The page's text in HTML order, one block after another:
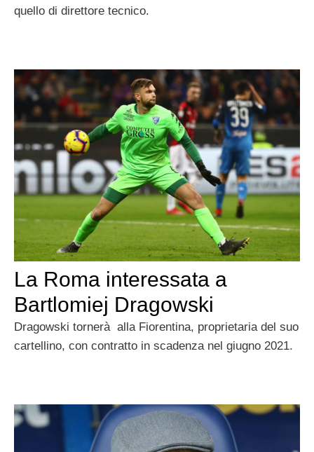
quello di direttore tecnico.
La Roma interessata a
Bartlomiej Dragowski
Dragowski tornerà alla Fiorentina, proprietaria del suo
cartellino, con contratto in scadenza nel giugno 2021.